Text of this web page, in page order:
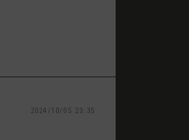
2024/10/05 23:35